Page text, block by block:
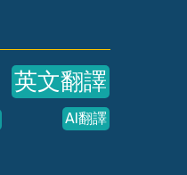
英文翻譯
AI翻譯